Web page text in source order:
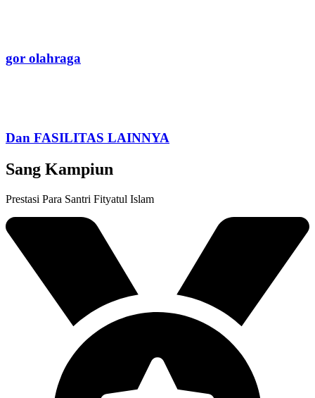
gor olahraga
Dan FASILITAS LAINNYA
Sang Kampiun
Prestasi Para Santri Fityatul Islam